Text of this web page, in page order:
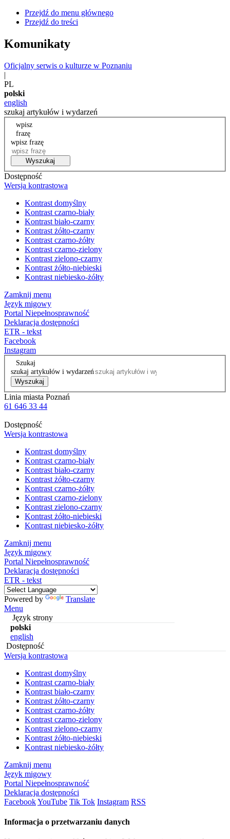
Przejdź do menu głównego
Przejdź do treści
Komunikaty
Oficjalny serwis o kulturze w Poznaniu
|
PL
polski
english
szukaj artykułów i wydarzeń
wpisz
frazę
wpisz frazę
Wyszukaj
Dostępność
Wersja kontrastowa
Kontrast domyślny
Kontrast czarno-biały
Kontrast biało-czarny
Kontrast żółto-czarny
Kontrast czarno-żółty
Kontrast czarno-zielony
Kontrast zielono-czarny
Kontrast żółto-niebieski
Kontrast niebiesko-żółty
Zamknij menu
Język migowy
Portal Niepełnosprawność
Deklaracja dostępności
ETR - tekst
Facebook
Instagram
Szukaj
szukaj artykułów i wydarzeń
Wyszukaj
Linia miasta Poznań
61 646 33 44
Dostępność
Wersja kontrastowa
Kontrast domyślny
Kontrast czarno-biały
Kontrast biało-czarny
Kontrast żółto-czarny
Kontrast czarno-żółty
Kontrast czarno-zielony
Kontrast zielono-czarny
Kontrast żółto-niebieski
Kontrast niebiesko-żółty
Zamknij menu
Język migowy
Portal Niepełnosprawność
Deklaracja dostępności
ETR - tekst
Powered by
Translate
Menu
Język strony
polski
english
Dostępność
Wersja kontrastowa
Kontrast domyślny
Kontrast czarno-biały
Kontrast biało-czarny
Kontrast żółto-czarny
Kontrast czarno-żółty
Kontrast czarno-zielony
Kontrast zielono-czarny
Kontrast żółto-niebieski
Kontrast niebiesko-żółty
Zamknij menu
Język migowy
Portal Niepełnosprawność
Deklaracja dostępności
FacebookYouTube Tik Tok Instagram RSS
Informacja o przetwarzaniu danych